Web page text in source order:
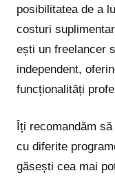
posibilitatea de a
costuri
ești un freelancer
independent,
funcționalități
Îți recomandăm
cu diferite
găsești cea mai